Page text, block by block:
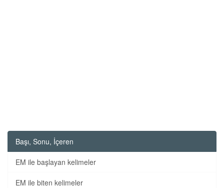
Başı, Sonu, İçeren
EM ile başlayan kelimeler
EM ile biten kelimeler